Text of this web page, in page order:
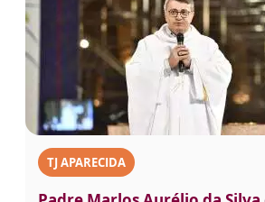
TJ APARECIDA